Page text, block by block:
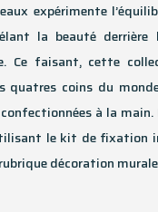
expérimente
la beauté derrière
Ce faisant, cette
quatres coins du
à la
le kit de fixation
décoration